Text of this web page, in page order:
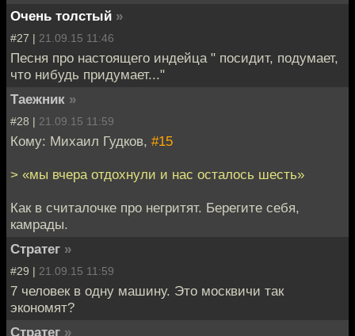
Очень толстый »
#27 | 21.09.15 11:46
Песня про настоящего индейца " посидит, подумает,
что нибудь придумает..."
Таежник »
#28 | 21.09.15 11:59
Кому: Михаил Гудков, #15
> «мы вчера отдохнули и нас осталось шесть»
Как в считалочке про негритят. Берегите себя,
камрады.
Стратег »
#29 | 21.09.15 11:59
7 человек в одну машину. Это москвичи так
экономят?
Стратег »